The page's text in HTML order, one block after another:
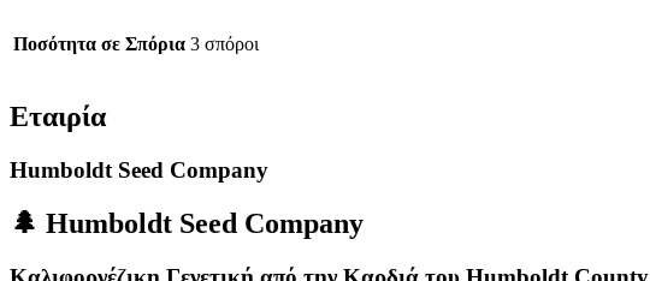
Ποσότητα σε Σπόρια 3 σπόροι
Εταιρία
Humboldt Seed Company
🌲 Humboldt Seed Company